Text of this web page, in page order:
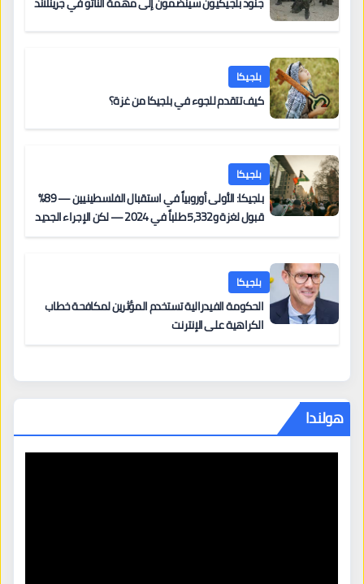
بلجيكا
كيف تتقدم للجوء في بلجيكا من غزة؟
بلجيكا
بلجيكا: الأولى أوروبياً في استقبال الفلسطينيين — 89%
قبول لغزة و5,332 طلباً في 2024 — لكن الإجراء الجديد
بلجيكا
الحكومة الفيدرالية تستخدم المؤثرين لمكافحة خطاب
الكراهية على الإنترنت
هولندا